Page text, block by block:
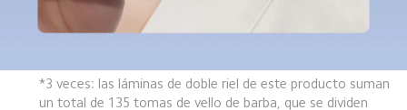
*3 veces: las láminas de doble riel de este producto suman
un total de 135 tomas de vello de barba, que se dividen